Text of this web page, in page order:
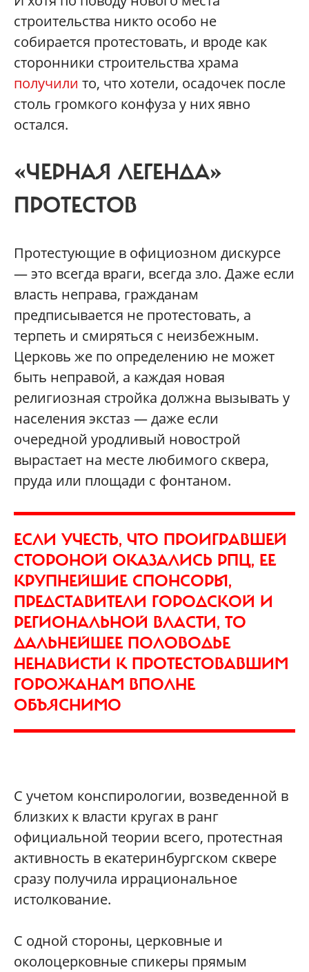
строительства никто особо не
собирается протестовать, и вроде как
сторонники строительства храма
получили то, что хотели, осадочек после
столь громкого конфуза у них явно
остался.
«ЧЕРНАЯ ЛЕГЕНДА»
ПРОТЕСТОВ
Протестующие в официозном дискурсе
— это всегда враги, всегда зло. Даже если
власть неправа, гражданам
предписывается не протестовать, а
терпеть и смиряться с неизбежным.
Церковь же по определению не может
быть неправой, а каждая новая
религиозная стройка должна вызывать у
населения экстаз — даже если
очередной уродливый новострой
вырастает на месте любимого сквера,
пруда или площади с фонтаном.
ЕСЛИ УЧЕСТЬ, ЧТО ПРОИГРАВШЕЙ
СТОРОНОЙ ОКАЗАЛИСЬ РПЦ, ЕЕ
КРУПНЕЙШИЕ СПОНСОРЫ,
ПРЕДСТАВИТЕЛИ ГОРОДСКОЙ И
РЕГИОНАЛЬНОЙ ВЛАСТИ, ТО
ДАЛЬНЕЙШЕЕ ПОЛОВОДЬЕ
НЕНАВИСТИ К ПРОТЕСТОВАВШИМ
ГОРОЖАНАМ ВПОЛНЕ
ОБЪЯСНИМО
С учетом конспирологии, возведенной в
близких к власти кругах в ранг
официальной теории всего, протестная
активность в екатеринбургском сквере
сразу получила иррациональное
истолкование.
С одной стороны, церковные и
околоцерковные спикеры прямым